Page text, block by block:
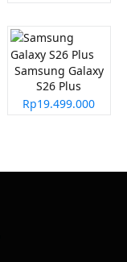
Samsung Galaxy
S26 Plus
Rp19.499.000